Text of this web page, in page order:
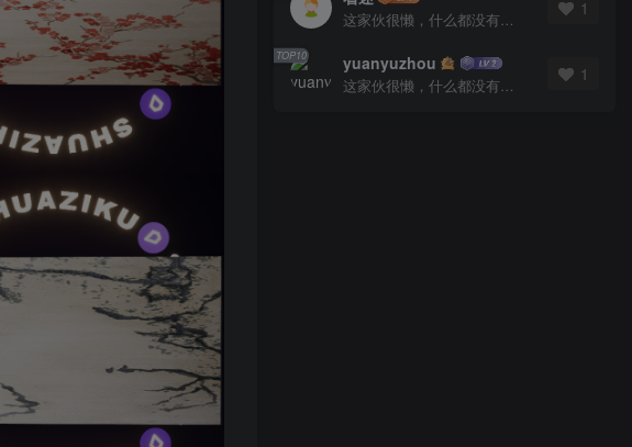
这家伙很懒，什么都没有写...
1
TOP10 yuanyuzhou
这家伙很懒，什么都没有写...
1